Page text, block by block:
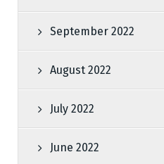
September 2022
August 2022
July 2022
June 2022